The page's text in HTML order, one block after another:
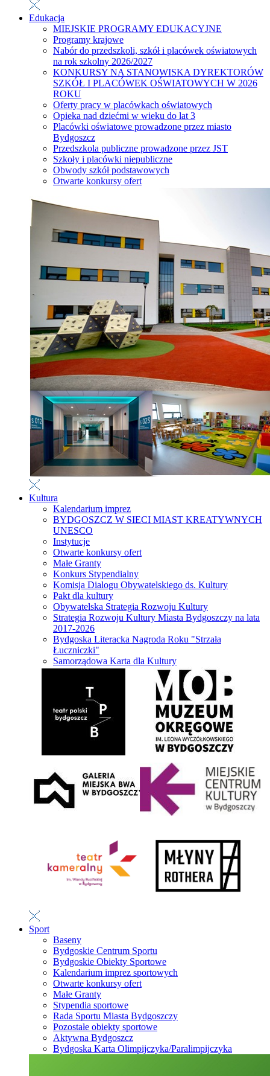
Edukacja
MIEJSKIE PROGRAMY EDUKACYJNE
Programy krajowe
Nabór do przedszkoli, szkół i placówek oświatowych
na rok szkolny 2026/2027
KONKURSY NA STANOWISKA DYREKTORÓW
SZKÓŁ I PLACÓWEK OŚWIATOWYCH W 2026
ROKU
Oferty pracy w placówkach oświatowych
Opieka nad dziećmi w wieku do lat 3
Placówki oświatowe prowadzone przez miasto
Bydgoszcz
Przedszkola publiczne prowadzone przez JST
Szkoły i placówki niepubliczne
Obwody szkół podstawowych
Otwarte konkursy ofert
Kultura
Kalendarium imprez
BYDGOSZCZ W SIECI MIAST KREATYWNYCH
UNESCO
Instytucje
Otwarte konkursy ofert
Małe Granty
Konkurs Stypendialny
Komisja Dialogu Obywatelskiego ds. Kultury
Pakt dla kultury
Obywatelska Strategia Rozwoju Kultury
Strategia Rozwoju Kultury Miasta Bydgoszczy na lata
2017-2026
Bydgoska Literacka Nagroda Roku "Strzała
Łuczniczki"
Samorządowa Karta dla Kultury
Sport
Baseny
Bydgoskie Centrum Sportu
Bydgoskie Obiekty Sportowe
Kalendarium imprez sportowych
Otwarte konkursy ofert
Małe Granty
Stypendia sportowe
Rada Sportu Miasta Bydgoszczy
Pozostałe obiekty sportowe
Aktywna Bydgoszcz
Bydgoska Karta Olimpijczyka/Paralimpijczyka